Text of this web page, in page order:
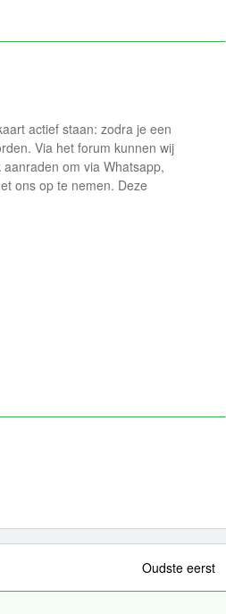
actief staan: zodra je een
Via het forum kunnen wij
om via Whatsapp,
ons op te nemen. Deze
Oudste eerst